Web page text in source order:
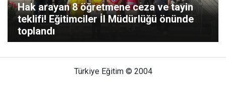
Hak arayan 8 öğretmene ceza ve tayin
teklifi! Eğitimciler İl Müdürlüğü önünde
toplandı
Türkiye Eğitim © 2004